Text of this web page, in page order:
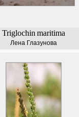
Triglochin maritima
Лена Глазунова